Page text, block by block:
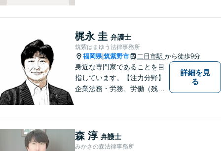
す。インターネット／刑事／
相続など、幅広い困りごとに
対応可能！【完全個室で対
応】
梶永 圭 弁護士
筑紫はまゆう法律事務所
福岡県|筑紫野市 二日市駅 から徒歩9分
身近な専門家であることを目
指しています。【注力分野】
企業法務・労務、労働（残
詳細を見
る
森 淳 弁護士
みかさの森法律事務所